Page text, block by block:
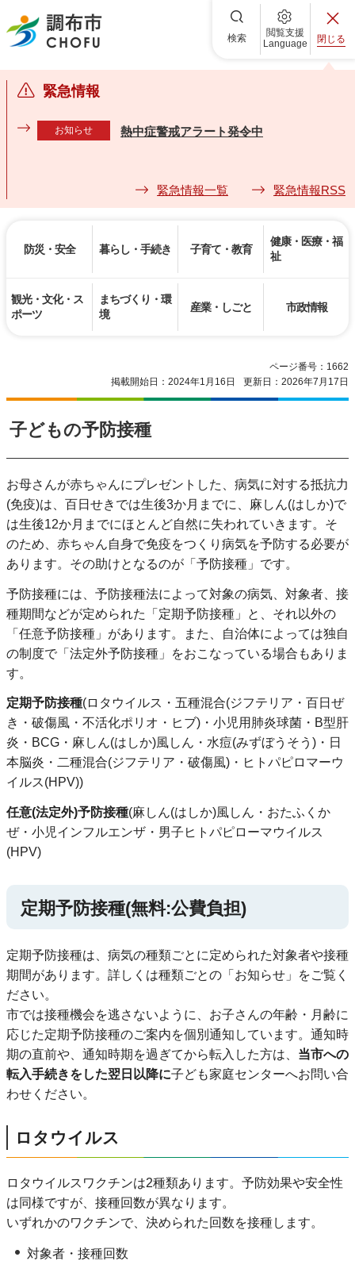
調布市 検索
閲覧支援
Language
閉じる
緊急情報
お知らせ 熱中症警戒アラート発令中
緊急情報一覧 緊急情報RSS
防災・安全 暮らし・手続き 子育て・教育
健康・医療・福
祉
観光・文化・ス
ポーツ
まちづくり・環
境
産業・しごと 市政情報
ページ番号：1662
掲載開始日：2024年1月16日
更新日：2026年7月17日
子どもの予防接種
お母さんが赤ちゃんにプレゼントした、病気に対する抵抗力
(免疫)は、百日せきでは生後3か月までに、麻しん(はしか)で
は生後12か月までにほとんど自然に失われていきます。そ
のため、赤ちゃん自身で免疫をつくり病気を予防する必要が
あります。その助けとなるのが「予防接種」です。
予防接種には、予防接種法によって対象の病気、対象者、接
種期間などが定められた「定期予防接種」と、それ以外の
「任意予防接種」があります。また、自治体によっては独自
の制度で「法定外予防接種」をおこなっている場合もありま
す。
定期予防接種(ロタウイルス・五種混合(ジフテリア・百日ぜ
き・破傷風・不活化ポリオ・ヒブ)・小児用肺炎球菌・B型肝
炎・BCG・麻しん(はしか)風しん・水痘(みずぼうそう)・日
本脳炎・二種混合(ジフテリア・破傷風)・ヒトパピロマーウ
イルス(HPV))
任意(法定外)予防接種(麻しん(はしか)風しん・おたふくか
ぜ・小児インフルエンザ・男子ヒトパピローマウイルス
(HPV)
定期予防接種(無料:公費負担)
定期予防接種は、病気の種類ごとに定められた対象者や接種
期間があります。詳しくは種類ごとの「お知らせ」をご覧く
ださい。
市では接種機会を逃さないように、お子さんの年齢・月齢に
応じた定期予防接種のご案内を個別通知しています。通知時
期の直前や、通知時期を過ぎてから転入した方は、 当市への
転入手続きをした翌日以降に子ども家庭センターへお問い合
わせください。
ロタウイルス
ロタウイルスワクチンは2種類あります。予防効果や安全性
は同様ですが、接種回数が異なります。
いずれかのワクチンで、決められた回数を接種します。
対象者・接種回数